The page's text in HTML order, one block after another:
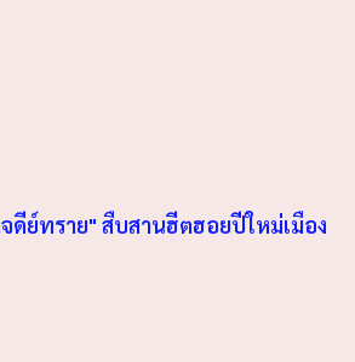
ย์ทราย" สืบสานฮีตฮอยปีใหม่เมือง